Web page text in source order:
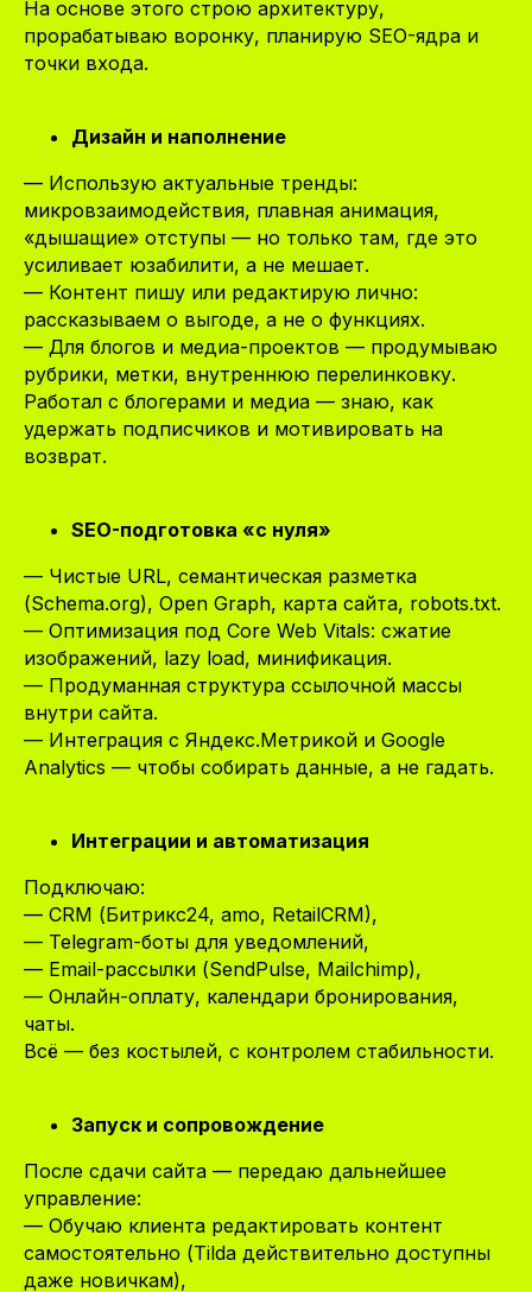
На основе этого строю архитектуру,
прорабатываю воронку, планирую SEO-ядра и
точки входа.
Дизайн и наполнение
— Использую актуальные тренды:
микровзаимодействия, плавная анимация,
«дышащие» отступы — но только там, где это
усиливает юзабилити, а не мешает.
— Контент пишу или редактирую лично:
рассказываем о выгоде, а не о функциях.
— Для блогов и медиа-проектов — продумываю
рубрики, метки, внутреннюю перелинковку.
Работал с блогерами и медиа — знаю, как
удержать подписчиков и мотивировать на
возврат.
SEO-подготовка «с нуля»
— Чистые URL, семантическая разметка
(Schema.org), Open Graph, карта сайта, robots.txt.
— Оптимизация под Core Web Vitals: сжатие
изображений, lazy load, минификация.
— Продуманная структура ссылочной массы
внутри сайта.
— Интеграция с Яндекс.Метрикой и Google
Analytics — чтобы собирать данные, а не гадать.
Интеграции и автоматизация
Подключаю:
— CRM (Битрикс24, amo, RetailCRM),
— Telegram-боты для уведомлений,
— Email-рассылки (SendPulse, Mailchimp),
— Онлайн-оплату, календари бронирования,
чаты.
Всё — без костылей, с контролем стабильности.
Запуск и сопровождение
После сдачи сайта — передаю дальнейшее
управление:
— Обучаю клиента редактировать контент
самостоятельно (Tilda действительно доступны
даже новичкам),